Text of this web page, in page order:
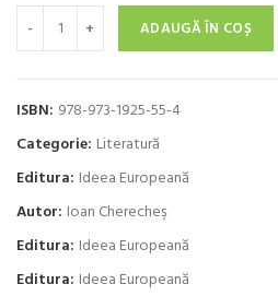
10,50 lei.ADAUGĂ ÎN COȘ
ISBN: 978-973-1925-55-4
Categorie: Literatură
Editura: Ideea Europeană
Autor: Ioan Cherecheş
Editura: Ideea Europeană
Editura: Ideea Europeană